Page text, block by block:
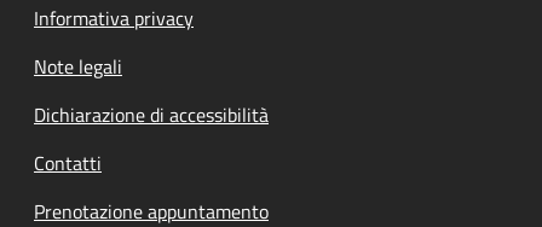
Informativa privacy
Note legali
Dichiarazione di accessibilità
Contatti
Prenotazione appuntamento